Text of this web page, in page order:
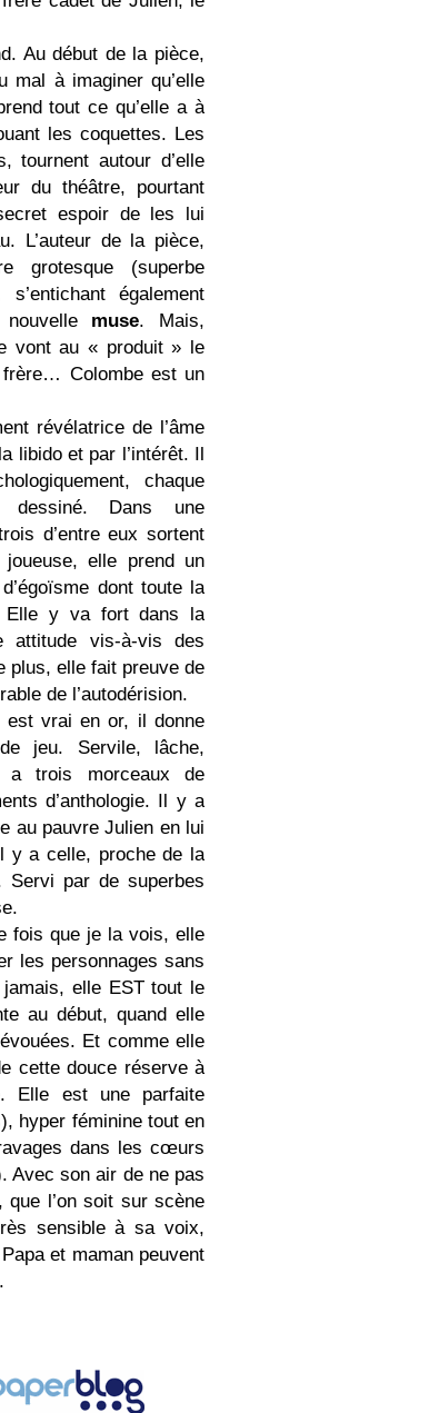
Au début de la pièce,
mal à imaginer qu’elle
tout ce qu’elle a à
les coquettes. Les
tournent autour d’elle
du théâtre, pourtant
espoir de les lui
L’auteur de la pièce,
grotesque (superbe
également
muse. Mais,
vont au « produit » le
Colombe est un
révélatrice de l’âme
libido et par l’intérêt. Il
chaque
dessiné. Dans une
d’entre eux sortent
elle prend un
dont toute la
Elle y va fort dans la
attitude vis-à-vis des
plus, elle fait preuve de
de l’autodérision.
vrai en or, il donne
jeu. Servile, lâche,
a trois morceaux de
d’anthologie. Il y a
au pauvre Julien en lui
y a celle, proche de la
Servi par de superbes
fois que je la vois, elle
les personnages sans
elle EST tout le
au début, quand elle
Et comme elle
cette douce réserve à
Elle est une parfaite
hyper féminine tout en
dans les cœurs
Avec son air de ne pas
l’on soit sur scène
sensible à sa voix,
et maman peuvent